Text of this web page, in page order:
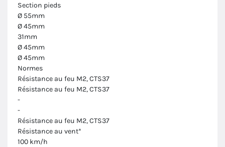
Section pieds
Ø 55mm
Ø 45mm
31mm
Ø 45mm
Ø 45mm
Normes
Résistance au feu M2, CTS37
Résistance au feu M2, CTS37
-
-
Résistance au feu M2, CTS37
Résistance au vent*
100 km/h